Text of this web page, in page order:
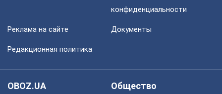
конфиденциальности
Реклама на сайте Документы
Редакционная политика
OBOZ.UA
Общество